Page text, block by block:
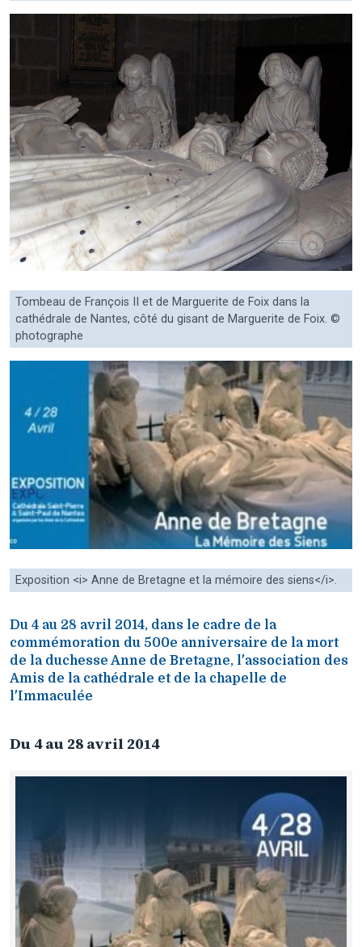
Tombeau de François II et de Marguerite de Foix dans la
cathédrale de Nantes, côté du gisant de Marguerite de Foix. ©
photographe
Exposition <i> Anne de Bretagne et la mémoire des siens</i>.
Du 4 au 28 avril 2014, dans le cadre de la
commémoration du 500e anniversaire de la mort
de la duchesse Anne de Bretagne, l'association des
Amis de la cathédrale et de la chapelle de
l'Immaculée
Du 4 au 28 avril 2014